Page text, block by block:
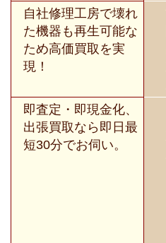
自社修理工房で壊れ
た機器も再生可能な
ため高価買取を実
現！
即査定・即現金化、
出張買取なら即日最
短30分でお伺い。